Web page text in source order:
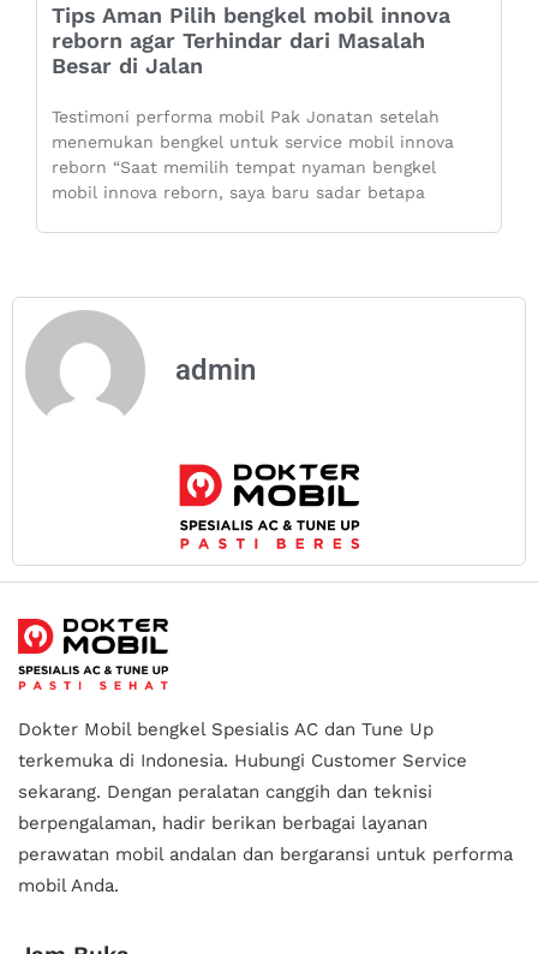
Tips Aman Pilih bengkel mobil innova
reborn agar Terhindar dari Masalah
Besar di Jalan
Testimoni performa mobil Pak Jonatan setelah
menemukan bengkel untuk service mobil innova
reborn “Saat memilih tempat nyaman bengkel
mobil innova reborn, saya baru sadar betapa
admin
Dokter Mobil bengkel Spesialis AC dan Tune Up
terkemuka di Indonesia. Hubungi Customer Service
sekarang. Dengan peralatan canggih dan teknisi
berpengalaman, hadir berikan berbagai layanan
perawatan mobil andalan dan bergaransi untuk performa
mobil Anda.